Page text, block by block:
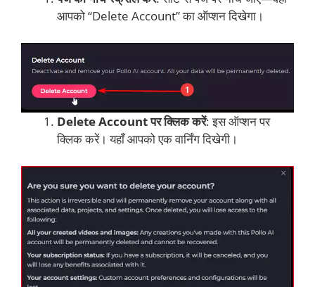
आपको “Delete Account” का ऑप्शन दिखेगा।
Delete Account पर क्लिक करें: इस ऑप्शन पर
क्लिक करें। यहाँ आपको एक वार्निंग दिखेगी।